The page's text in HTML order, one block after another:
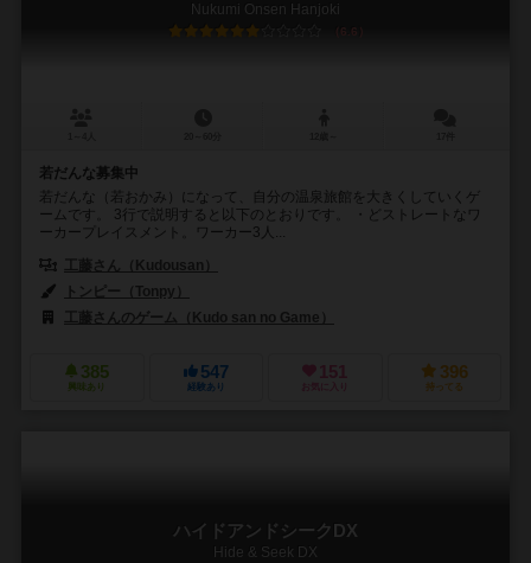
Nukumi Onsen Hanjoki
6.6
若だんな募集中
若だんな（若おかみ）になって、自分の温泉旅館を大きくしていくゲ
ームです。 3行で説明すると以下のとおりです。 ・どストレートなワ
ーカープレイスメント。ワーカー3人...
工藤さん（Kudousan）
トンピー（Tonpy）
工藤さんのゲーム（Kudo san no Game）
385
興味あり
547
経験あり
151
お気に入り
396
持ってる
ハイドアンドシークDX
Hide & Seek DX